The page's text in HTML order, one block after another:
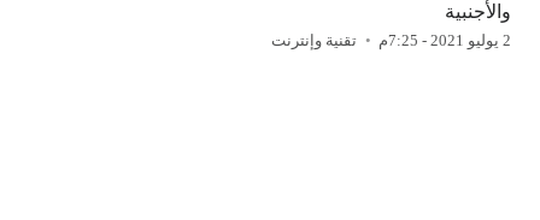
والأجنبية
2 يوليو 2021 - 7:25م تقنية وإنترنت